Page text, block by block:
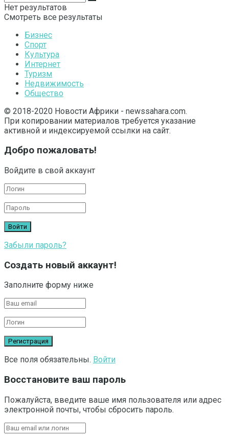
Нет результатов
Смотреть все результаты
Бизнес
Спорт
Культура
Интернет
Туризм
Недвижимость
Общество
© 2018-2020 Новости Африки - newssahara.com.
При копировании материалов требуется указание
активной и индексируемой ссылки на сайт.
Добро пожаловать!
Войдите в свой аккаунт
Забыли пароль?
Создать новый аккаунт!
Заполните форму ниже
Все поля обязательны. Войти
Восстановите ваш пароль
Пожалуйста, введите ваше имя пользователя или адрес
электронной почты, чтобы сбросить пароль.